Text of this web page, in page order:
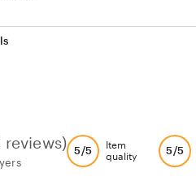
reviews) 5/5
Item
quality
5/5